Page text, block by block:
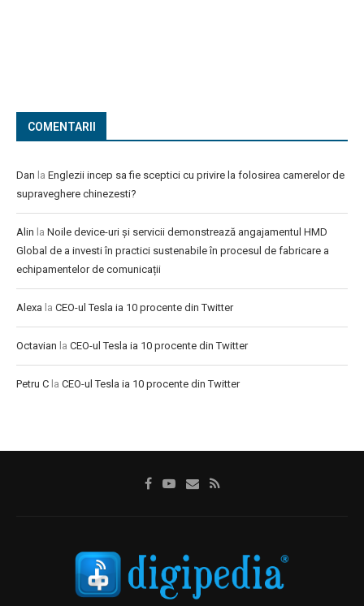
COMENTARII
Dan la Englezii incep sa fie sceptici cu privire la folosirea camerelor de
supraveghere chinezesti?
Alin la Noile device-uri și servicii demonstrează angajamentul HMD
Global de a investi în practici sustenabile în procesul de fabricare a
echipamentelor de comunicații
Alexa la CEO-ul Tesla ia 10 procente din Twitter
Octavian la CEO-ul Tesla ia 10 procente din Twitter
Petru C la CEO-ul Tesla ia 10 procente din Twitter